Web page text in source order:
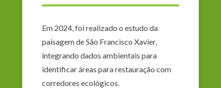
Em 2024, foi realizado o estudo da
paisagem de São Francisco Xavier,
integrando dados ambientais para
identificar áreas para restauração com
corredores ecológicos.